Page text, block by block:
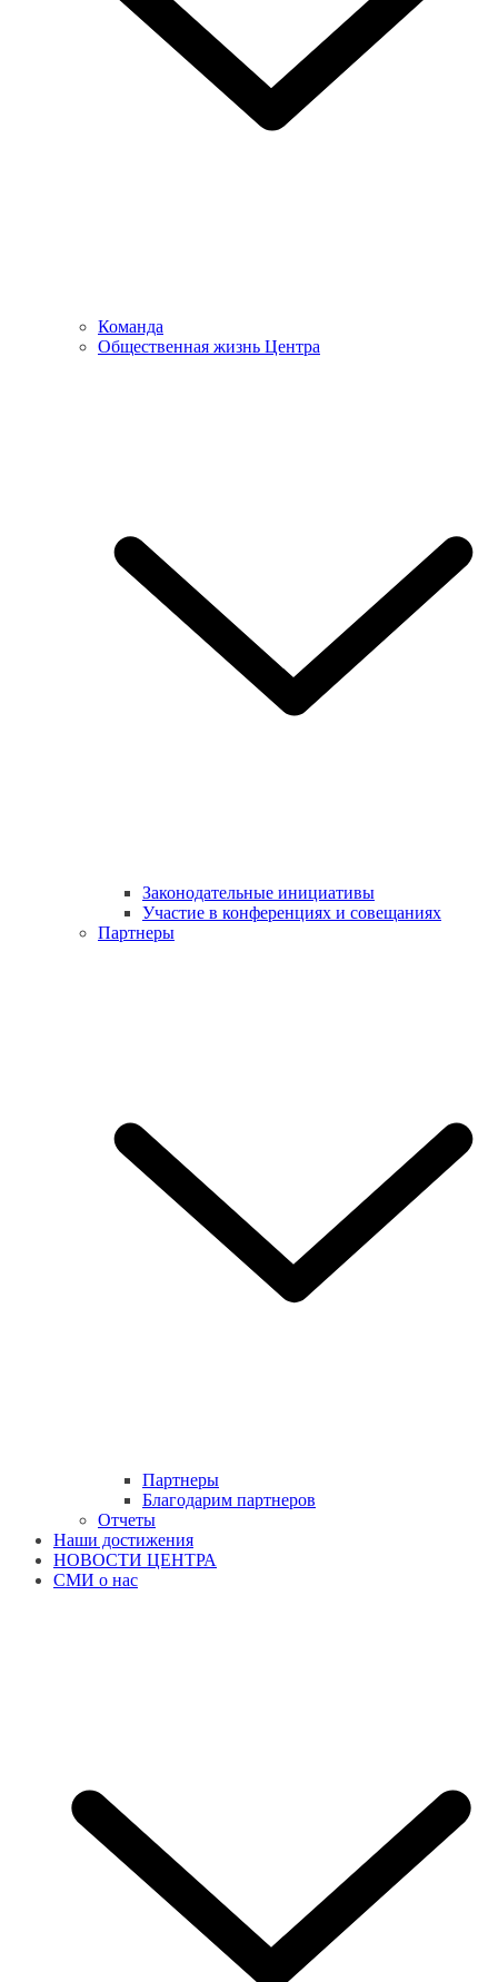
Команда
Общественная жизнь Центра
Законодательные инициативы
Участие в конференциях и совещаниях
Партнеры
Партнеры
Благодарим партнеров
Отчеты
Наши достижения
НОВОСТИ ЦЕНТРА
СМИ о нас